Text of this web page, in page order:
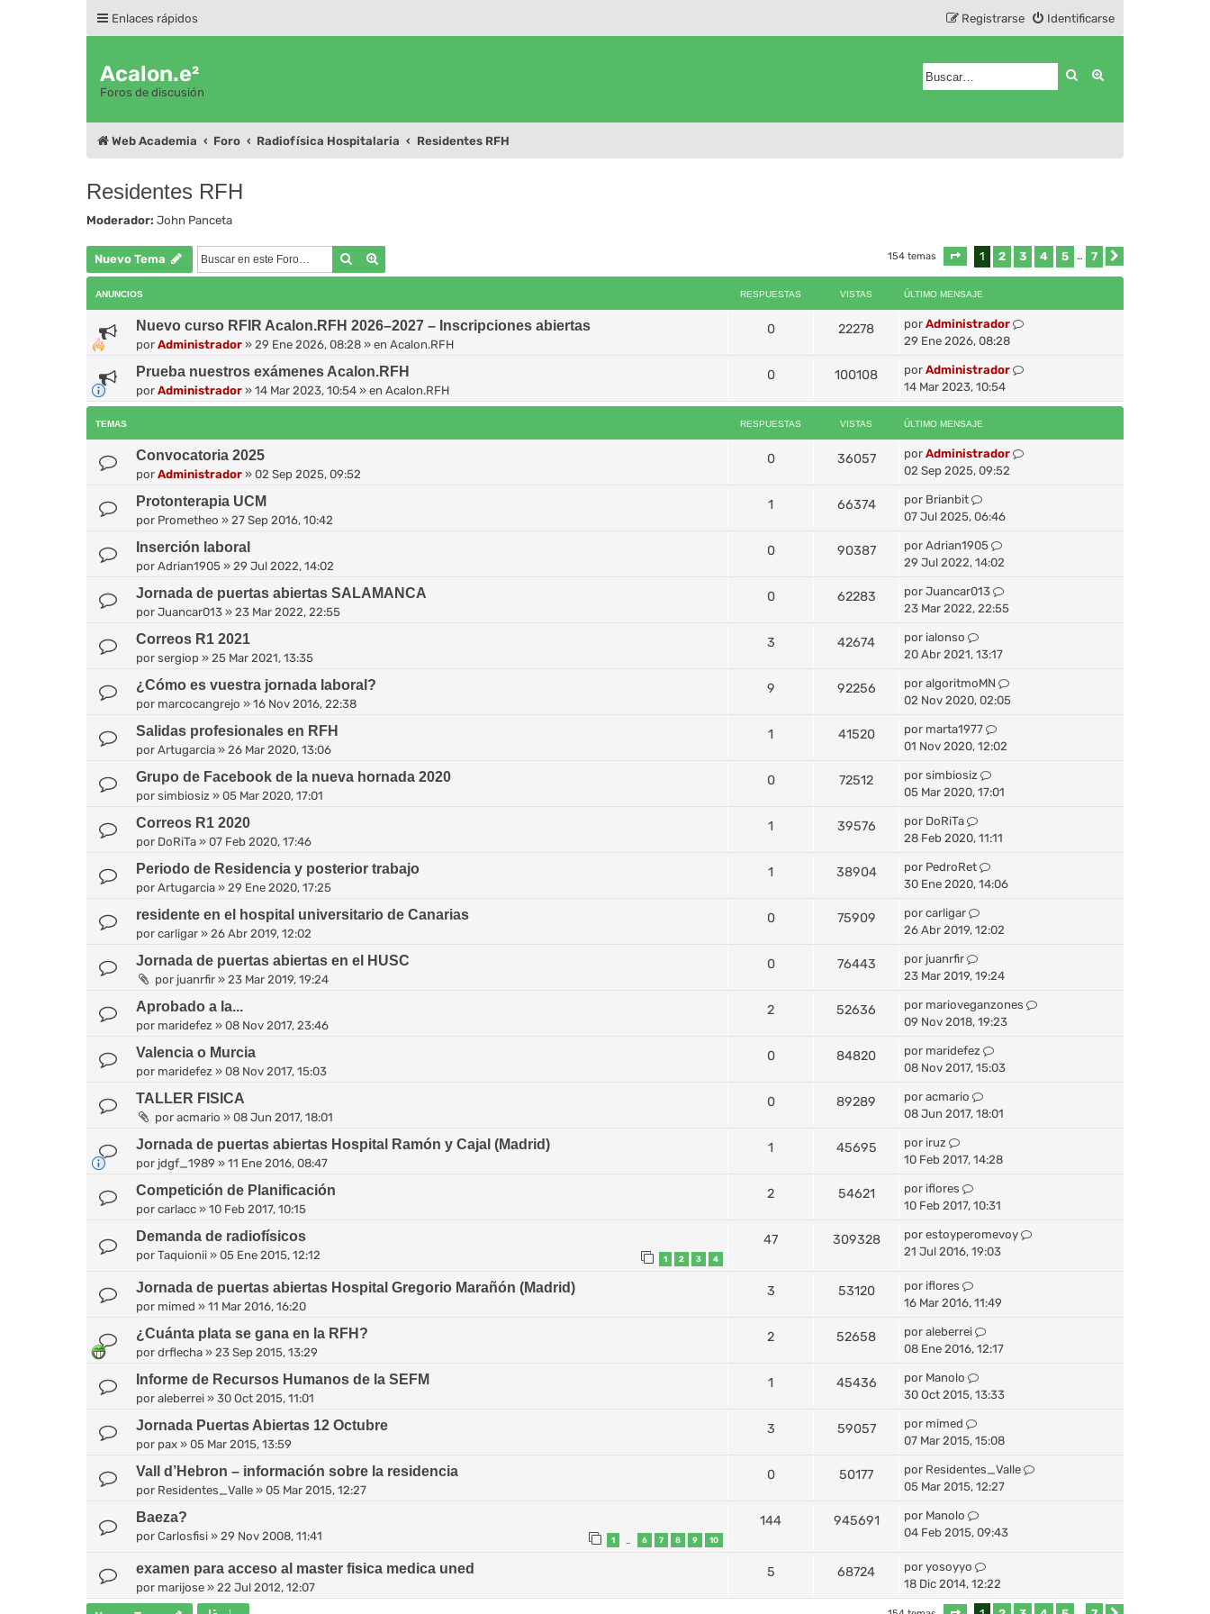
Enlaces rápidos Identificarse
Registrarse
Acalon.e²
Foros de discusión
Buscar
Web Academia Foro Radiofísica Hospitalaria Residentes RFH
Residentes RFH
Moderador: John Panceta
Nuevo Tema Buscar 154 temas Página de
1 2 3 4 5 … 7
ANUNCIOS RESPUESTAS VISTAS ÚLTIMO MENSAJE
Nuevo curso RFIR Acalon.RFH 2026–2027 – Inscripciones abiertas
por Administrador » 29 Ene 2026, 08:28 » en Acalon.RFH
0 22278 por Administrador
29 Ene 2026, 08:28
Prueba nuestros exámenes Acalon.RFH
por Administrador » 14 Mar 2023, 10:54 » en Acalon.RFH
0 100108 por Administrador
14 Mar 2023, 10:54
TEMAS RESPUESTAS VISTAS ÚLTIMO MENSAJE
Convocatoria 2025
por Administrador » 02 Sep 2025, 09:52
0 36057 por Administrador
02 Sep 2025, 09:52
Protonterapia UCM
por Prometheo » 27 Sep 2016, 10:42
1 66374 por Brianbit
07 Jul 2025, 06:46
Inserción laboral
por Adrian1905 » 29 Jul 2022, 14:02
0 90387 por Adrian1905
29 Jul 2022, 14:02
Jornada de puertas abiertas SALAMANCA
por Juancar013 » 23 Mar 2022, 22:55
0 62283 por Juancar013
23 Mar 2022, 22:55
Correos R1 2021
por sergiop » 25 Mar 2021, 13:35
3 42674 por ialonso
20 Abr 2021, 13:17
¿Cómo es vuestra jornada laboral?
por marcocangrejo » 16 Nov 2016, 22:38
9 92256 por algoritmoMN
02 Nov 2020, 02:05
Salidas profesionales en RFH
por Artugarcia » 26 Mar 2020, 13:06
1 41520 por marta1977
01 Nov 2020, 12:02
Grupo de Facebook de la nueva hornada 2020
por simbiosiz » 05 Mar 2020, 17:01
0 72512 por simbiosiz
05 Mar 2020, 17:01
Correos R1 2020
por DoRiTa » 07 Feb 2020, 17:46
1 39576 por DoRiTa
28 Feb 2020, 11:11
Periodo de Residencia y posterior trabajo
por Artugarcia » 29 Ene 2020, 17:25
1 38904 por PedroRet
30 Ene 2020, 14:06
residente en el hospital universitario de Canarias
por carligar » 26 Abr 2019, 12:02
0 75909 por carligar
26 Abr 2019, 12:02
Jornada de puertas abiertas en el HUSC
por juanrfir » 23 Mar 2019, 19:24
0 76443 por juanrfir
23 Mar 2019, 19:24
Aprobado a la...
por maridefez » 08 Nov 2017, 23:46
2 52636 por marioveganzones
09 Nov 2018, 19:23
Valencia o Murcia
por maridefez » 08 Nov 2017, 15:03
0 84820 por maridefez
08 Nov 2017, 15:03
TALLER FISICA
por acmario » 08 Jun 2017, 18:01
0 89289 por acmario
08 Jun 2017, 18:01
Jornada de puertas abiertas Hospital Ramón y Cajal (Madrid)
por jdgf_1989 » 11 Ene 2016, 08:47
1 45695 por iruz
10 Feb 2017, 14:28
Competición de Planificación
por carlacc » 10 Feb 2017, 10:15
2 54621 por iflores
10 Feb 2017, 10:31
Demanda de radiofísicos
por Taquionii » 05 Ene 2015, 12:12 1 2 3 4
47 309328 por estoyperomevoy
21 Jul 2016, 19:03
Jornada de puertas abiertas Hospital Gregorio Marañón (Madrid)
por mimed » 11 Mar 2016, 16:20
3 53120 por iflores
16 Mar 2016, 11:49
¿Cuánta plata se gana en la RFH?
por drflecha » 23 Sep 2015, 13:29
2 52658 por aleberrei
08 Ene 2016, 12:17
Informe de Recursos Humanos de la SEFM
por aleberrei » 30 Oct 2015, 11:01
1 45436 por Manolo
30 Oct 2015, 13:33
Jornada Puertas Abiertas 12 Octubre
por pax » 05 Mar 2015, 13:59
3 59057 por mimed
07 Mar 2015, 15:08
Vall d’Hebron – información sobre la residencia
por Residentes_Valle » 05 Mar 2015, 12:27
0 50177 por Residentes_Valle
05 Mar 2015, 12:27
Baeza?
por Carlosfisi » 29 Nov 2008, 11:41 1 6 7 8 9 10
144 945691 por Manolo
04 Feb 2015, 09:43
examen para acceso al master fisica medica uned
por marijose » 22 Jul 2012, 12:07
5 68724 por yosoyyo
18 Dic 2014, 12:22